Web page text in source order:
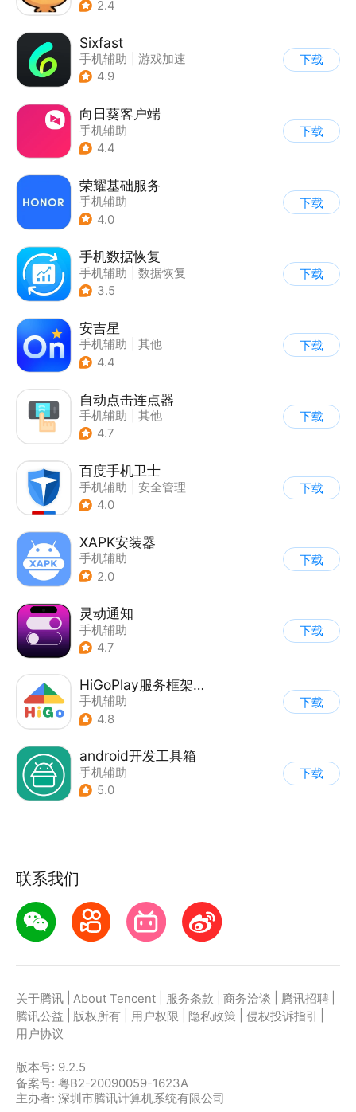
2.4
Sixfast
手机辅助
游戏加速
4.9
下载
向日葵客户端
手机辅助
4.4
下载
荣耀基础服务
手机辅助
4.0
下载
手机数据恢复
手机辅助
数据恢复
3.5
下载
安吉星
手机辅助
其他
4.4
下载
自动点击连点器
手机辅助
其他
4.7
下载
百度手机卫士
手机辅助
安全管理
4.0
下载
XAPK安装器
手机辅助
2.0
下载
灵动通知
手机辅助
4.7
下载
HiGoPlay服务框架安装器
手机辅助
4.8
下载
android开发工具箱
手机辅助
5.0
下载
联系我们
关于腾讯 About Tencent 服务条款 商务洽谈 腾讯招聘
腾讯公益
版权所有 用户权限 隐私政策 侵权投诉指引
用户协议
版本号: 9.2.5
备案号: 粤B2-20090059-1623A
主办者: 深圳市腾讯计算机系统有限公司